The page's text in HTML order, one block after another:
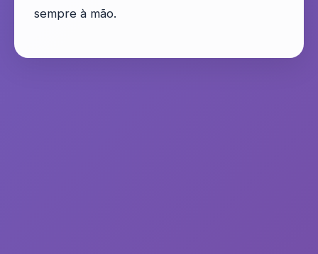
sempre à mão.